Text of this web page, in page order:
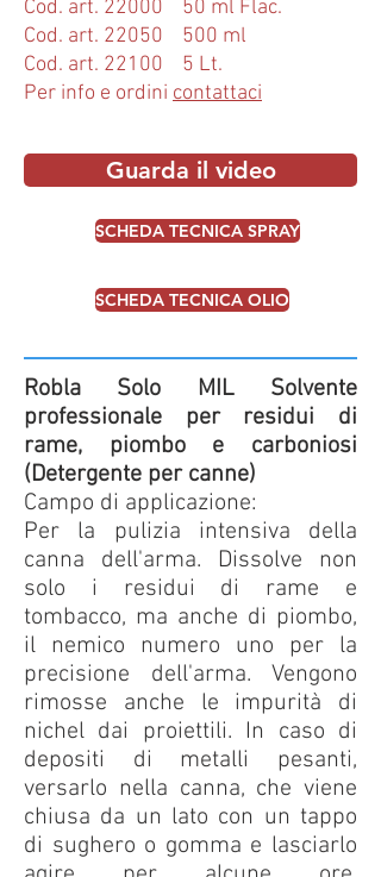
Cod. art. 22000 50 ml Flac.
Cod. art. 22050 500 ml
Cod. art. 22100 5 Lt.
Per info e ordini contattaci
Guarda il video
SCHEDA TECNICA SPRAY
SCHEDA TECNICA OLIO
Robla Solo MIL Solvente
professionale per residui di
rame, piombo e carboniosi
(Detergente per canne)
Campo di applicazione:
Per la pulizia intensiva della
canna dell'arma. Dissolve non
solo i residui di rame e
tombacco, ma anche di piombo,
il nemico numero uno per la
precisione dell'arma. Vengono
rimosse anche le impurità di
nichel dai proiettili. In caso di
depositi di metalli pesanti,
versarlo nella canna, che viene
chiusa da un lato con un tappo
di sughero o gomma e lasciarlo